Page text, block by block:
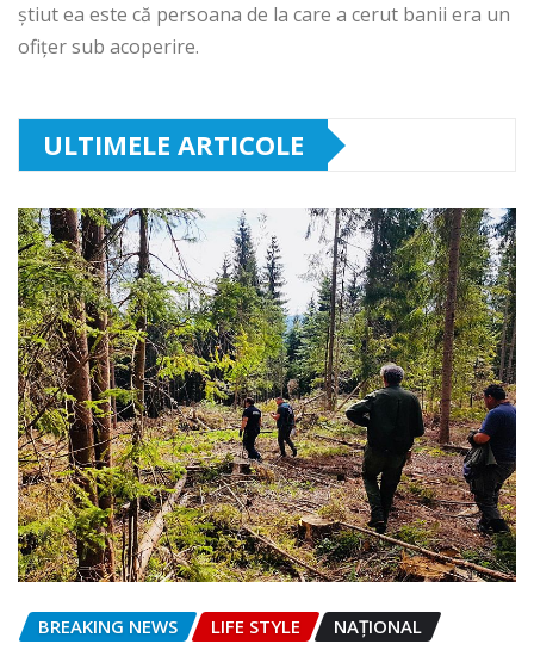
ştiut ea este că persoana de la care a cerut banii era un
ofiţer sub acoperire.
ULTIMELE ARTICOLE
BREAKING NEWS LIFE STYLE NAŢIONAL